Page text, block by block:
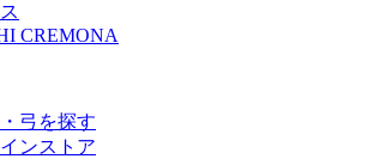
CREMONA
弓を探す
ンストア